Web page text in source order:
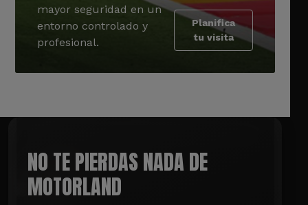
mayor seguridad en un
entorno controlado y
profesional.
Planifica
tu visita
NO TE PIERDAS NADA DE
MOTORLAND